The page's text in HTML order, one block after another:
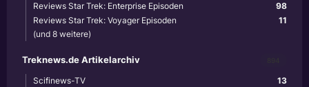
98
Reviews Star Trek: Enterprise Episoden
11
Reviews Star Trek: Voyager Episoden
(und 8 weitere)
Treknews.de Artikelarchiv
13
Scifinews-TV